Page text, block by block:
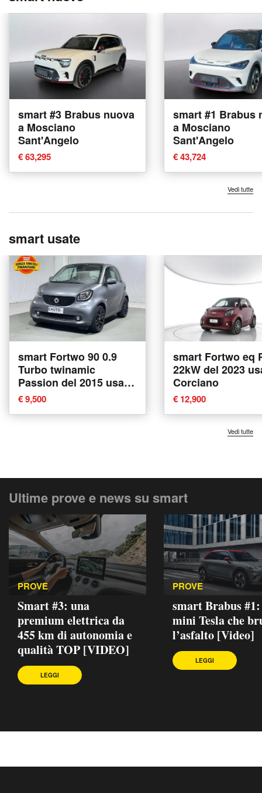
smart #3 Brabus nuova
a Mosciano
Sant'Angelo
€ 63,295
smart #1 Brabus
a Mosciano
Sant'Angelo
€ 43,724
Vedi tutte
smart usate
smart Fortwo 90 0.9
Turbo twinamic
Passion del 2015 usata
a Montagna in
Valtellina
€ 9,500
smart Fortwo eq
22kW del 2023
Corciano
€ 12,900
Vedi tutte
Ultime prove e news su smart
PROVE
Smart #3: una
premium elettrica da
455 km di autonomia e
qualità TOP [VIDEO]
LEGGI
PROVE
smart Brabus
mini Tesla che
l’asfalto [Video]
LEGGI